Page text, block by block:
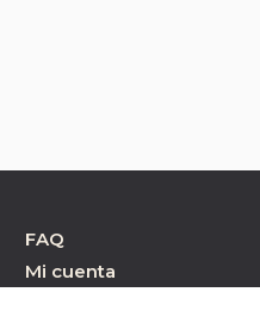
FAQ
Mi cuenta